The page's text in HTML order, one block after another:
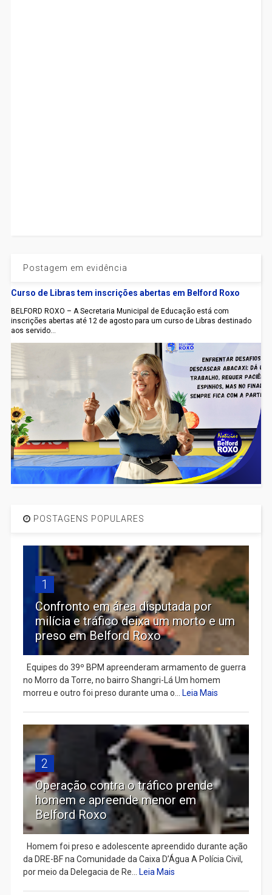
Postagem em evidência
Curso de Libras tem inscrições abertas em Belford Roxo
BELFORD ROXO – A Secretaria Municipal de Educação está com
inscrições abertas até 12 de agosto para um curso de Libras destinado
aos servido...
POSTAGENS POPULARES
1
Confronto em área disputada por
milícia e tráfico deixa um morto e um
preso em Belford Roxo
Equipes do 39º BPM apreenderam armamento de guerra
no Morro da Torre, no bairro Shangri-Lá Um homem
morreu e outro foi preso durante uma o... Leia Mais
2
Operação contra o tráfico prende
homem e apreende menor em
Belford Roxo
Homem foi preso e adolescente apreendido durante ação
da DRE-BF na Comunidade da Caixa D’Água A Polícia Civil,
por meio da Delegacia de Re... Leia Mais